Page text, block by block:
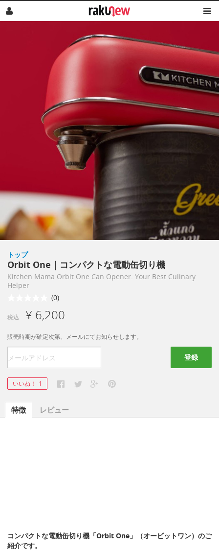
トップ
Orbit One｜コンパクトな電動缶切り機
Kitchen Mama Orbit One Can Opener: Your Best Culinary
Helper
(0)
税込 ¥ 6,200
販売時期が確定次第、メールにてお知らせします。
登録
いいね！ 1
特徴 レビュー
コンパクトな電動缶切り機「Orbit One」（オービットワン）のご
紹介です。